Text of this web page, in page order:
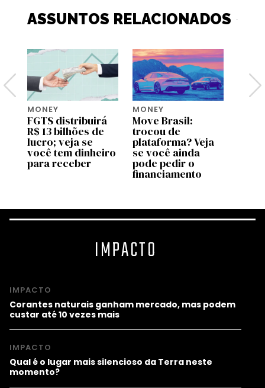
ASSUNTOS RELACIONADOS
MONEY
FGTS distribuirá
R$ 13 bilhões de
lucro; veja se
você tem dinheiro
para receber
MONEY
Move Brasil:
trocou de
plataforma? Veja
se você ainda
pode pedir o
financiamento
IMPACTO
IMPACTO
Corantes naturais ganham mercado, mas podem
custar até 10 vezes mais
IMPACTO
Qual é o lugar mais silencioso da Terra neste
momento?